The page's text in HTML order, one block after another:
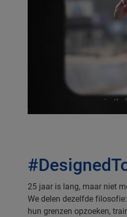
25 jaar is lang, maar niet
We delen dezelfde
hun grenzen opzoeken,